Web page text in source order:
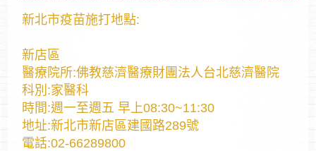
新北市疫苗施打地點:
新店區
醫療院所:佛教慈濟醫療財團法人台北慈濟醫院
科別:家醫科
時間:週一至週五 早上08:30~11:30
地址:新北市新店區建國路289號
電話:02-66289800